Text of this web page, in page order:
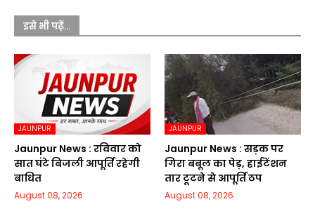
इसे भी पढ़ें...
JAUNPUR
Jaunpur News : रविवार को
सात घंटे बिजली आपूर्ति रहेगी
बाधित
August 08, 2026
JAUNPUR
Jaunpur News : सड़क पर
गिरा बबूल का पेड़, हाईटेंशन
तार टूटने से आपूर्ति ठप
August 08, 2026